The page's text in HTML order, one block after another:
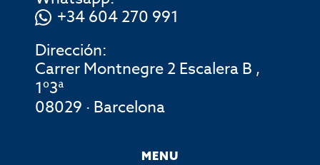
+34 604 270 991
Dirección:
Carrer Montnegre 2 Escalera B ,
1º3ª
08029 · Barcelona
MENU